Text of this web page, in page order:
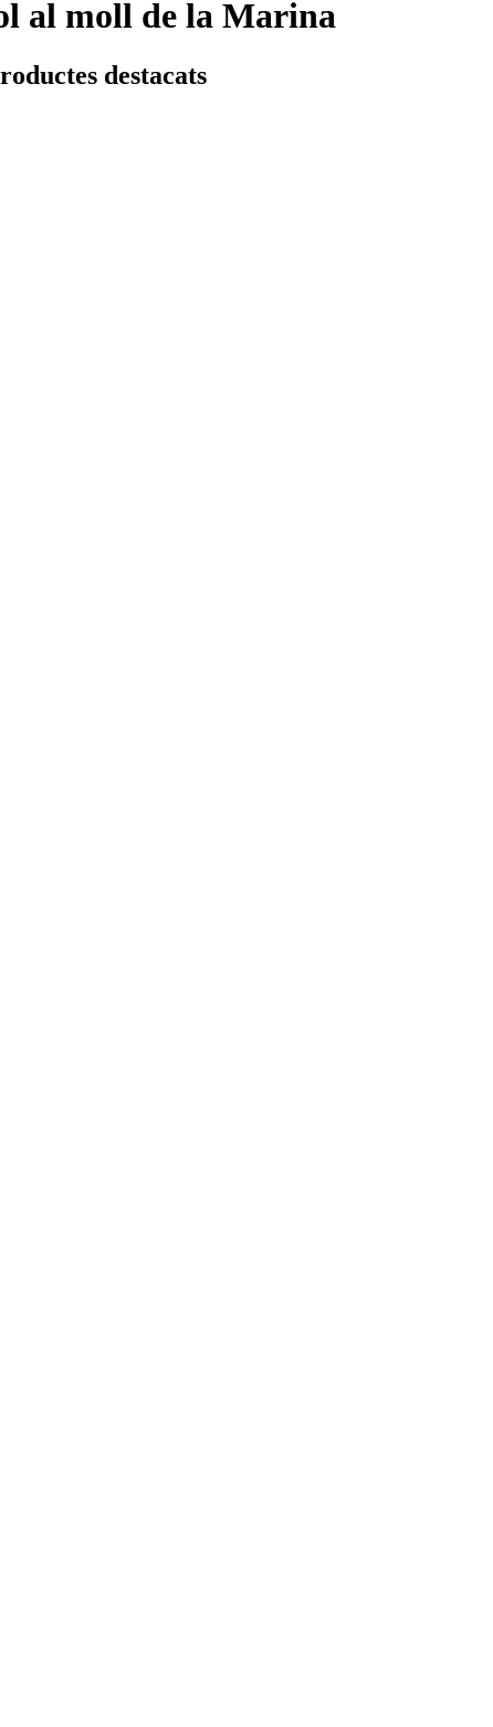
al moll de la Marina
destacats